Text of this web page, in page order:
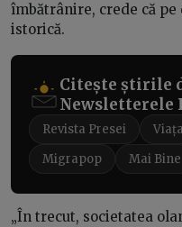
îmbătrânire, crede că
istorică.
Citește știrile
Newsletterele
Revista Presei
Migrapop
Mai Bine
„În trecut, societatea